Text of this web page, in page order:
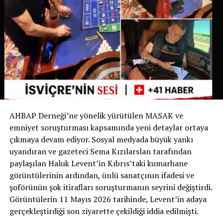
İsviçre’de Bir İlk
İsviçre devlet televizyonu RSI‘nin haberine göre bu
uygulama yalnızca Ticino’da değil, İsviçre genelinde de
bir ilk olma özelliği taşıyor. Bugüne kadar köpek sahipleri
yalnızca dışkıyı temizlemekle yükümlüyken, Chiasso
Belediyesi bu zorunluluğu idrarı da kapsayacak şekilde
genişleten ilk belediye oldu.
Yetkililer, uygulamanın başarılı olması halinde benzer
düzenlemelerin diğer İsviçre belediyelerinde de
gündeme gelebileceğini belirtiyor.
Sizce bu uygulama tüm İsviçre’de uygulanmalı mı?
Görüşlerinizi yorumlarda paylaşabilirsiniz.
Kaynak: İsviçre Devlet Televizyonu RSI
AHBAP Derneği’ne yönelik yürütülen MASAK ve
emniyet soruşturması kapsamında yeni detaylar ortaya
çıkmaya devam ediyor. Sosyal medyada büyük yankı
uyandıran ve gazeteci Sema Kızılarslan tarafından
paylaşılan Haluk Levent’in Kıbrıs’taki kumarhane
görüntülerinin ardından, ünlü sanatçının ifadesi ve
şoförünün şok itirafları soruşturmanın seyrini değiştirdi.
Görüntülerin 11 Mayıs 2026 tarihinde, Levent’in adaya
gerçekleştirdiği son ziyarette çekildiği iddia edilmişti.